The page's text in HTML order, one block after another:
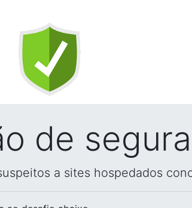
de
a sites hospedados